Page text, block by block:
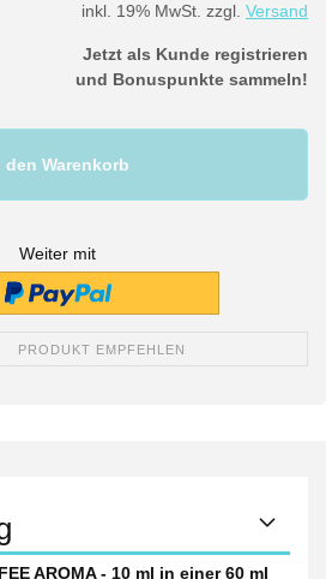
inkl. 19% MwSt. zzgl. Versand
Jetzt als Kunde registrieren
und Bonuspunkte sammeln!
den Warenkorb
Weiter mit
PRODUKT EMPFEHLEN
AROMA - 10 ml in einer 60 ml